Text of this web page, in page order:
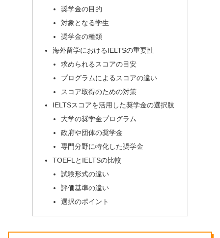
奨学金の目的
対象となる学生
奨学金の種類
海外留学におけるIELTSの重要性
求められるスコアの目安
プログラムによるスコアの違い
スコア取得のための対策
IELTSスコアを活用した奨学金の選択肢
大学の奨学金プログラム
政府や団体の奨学金
専門分野に特化した奨学金
TOEFLとIELTSの比較
試験形式の違い
評価基準の違い
選択のポイント